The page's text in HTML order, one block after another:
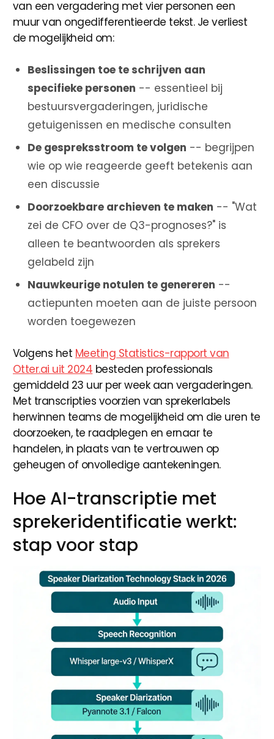
van een vergadering met vier personen een
muur van ongedifferentieerde tekst. Je verliest
de mogelijkheid om:
Beslissingen toe te schrijven aan
specifieke personen -- essentieel bij
bestuursvergaderingen, juridische
getuigenissen en medische consulten
De gespreksstroom te volgen -- begrijpen
wie op wie reageerde geeft betekenis aan
een discussie
Doorzoekbare archieven te maken -- "Wat
zei de CFO over de Q3-prognoses?" is
alleen te beantwoorden als sprekers
gelabeld zijn
Nauwkeurige notulen te genereren --
actiepunten moeten aan de juiste persoon
worden toegewezen
Volgens het Meeting Statistics-rapport van
Otter.ai uit 2024 besteden professionals
gemiddeld 23 uur per week aan vergaderingen.
Met transcripties voorzien van sprekerlabels
herwinnen teams de mogelijkheid om die uren te
doorzoeken, te raadplegen en ernaar te
handelen, in plaats van te vertrouwen op
geheugen of onvolledige aantekeningen.
Hoe AI-transcriptie met
sprekeridentificatie werkt:
stap voor stap